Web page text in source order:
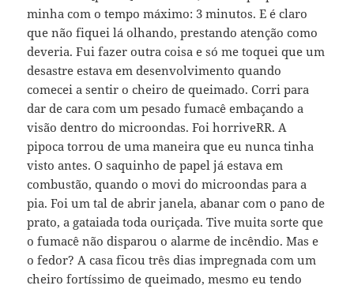
minha com o tempo máximo: 3 minutos. E é claro
que não fiquei lá olhando, prestando atenção como
deveria. Fui fazer outra coisa e só me toquei que um
desastre estava em desenvolvimento quando
comecei a sentir o cheiro de queimado. Corri para
dar de cara com um pesado fumacê embaçando a
visão dentro do microondas. Foi horriveRR. A
pipoca torrou de uma maneira que eu nunca tinha
visto antes. O saquinho de papel já estava em
combustão, quando o movi do microondas para a
pia. Foi um tal de abrir janela, abanar com o pano de
prato, a gataiada toda ouriçada. Tive muita sorte que
o fumacê não disparou o alarme de incêndio. Mas e
o fedor? A casa ficou três dias impregnada com um
cheiro fortíssimo de queimado, mesmo eu tendo